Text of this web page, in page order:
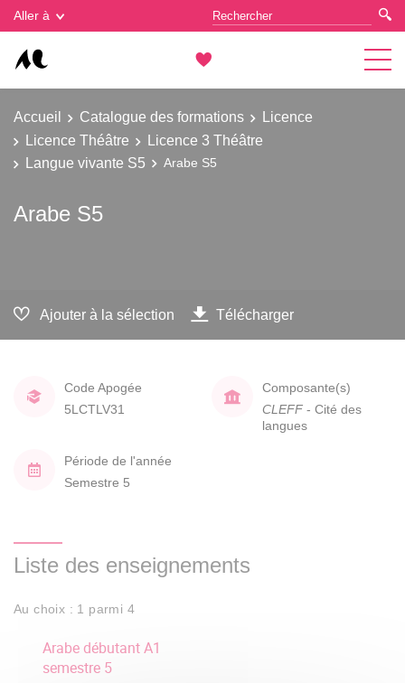
Aller à
Accueil Catalogue des formations
Licence
Licence Théâtre
Licence 3 Théâtre
Langue vivante S5
Arabe S5
Arabe S5
Ajouter à la sélection Télécharger
Code Apogée
5LCTLV31
Composante(s)
CLEFF - Cité des
langues
Période de l'année
Semestre 5
Liste des enseignements
Au choix : 1 parmi 4
Arabe débutant A1
semestre 5
Gestion des cookies